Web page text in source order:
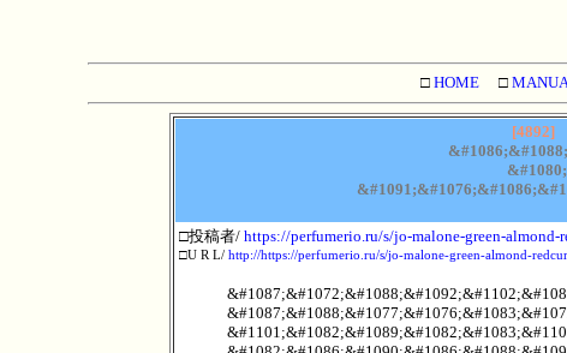
□ HOME □
[4892]
□投稿者/ https://perfumerio.ru/s/jo-malone-green-almond-
□U R L/ http://https://perfumerio.ru/s/jo-malone-green-almond-